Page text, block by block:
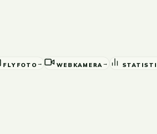
FLYFOTO → WEBKAMERA →